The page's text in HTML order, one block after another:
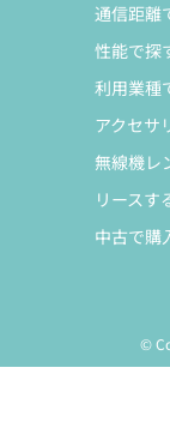
通信距離
性能で探
利用業種
アクセサ
無線機レ
リースす
中古で購
©